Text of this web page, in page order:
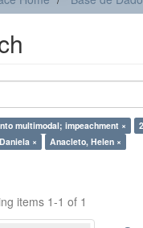
multimodal; impeachment ×
×
Anacleto, Helen ×
items 1-1 of 1